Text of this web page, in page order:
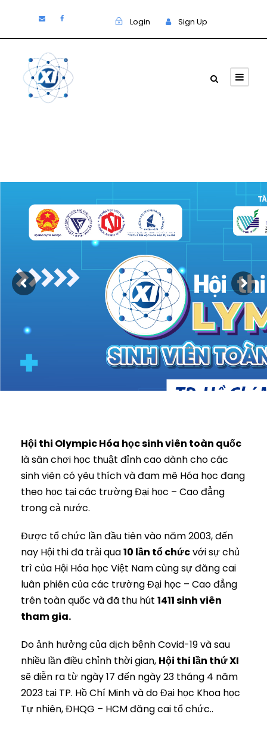
Login Sign Up
Hội thi Olympic Hóa học sinh viên toàn quốc
là sân chơi học thuật đỉnh cao dành cho các
sinh viên có yêu thích và đam mê Hóa học đang
theo học tại các trường Đại học – Cao đẳng
trong cả nước.
Được tổ chức lần đầu tiên vào năm 2003, đến
nay Hội thi đã trải qua10 lần tổ chứcvới sự chủ
trì của Hội Hóa học Việt Nam cùng sự đăng cai
luân phiên của các trường Đại học – Cao đẳng
trên toàn quốc và đã thu hút 1411 sinh viên
tham gia.
Do ảnh hưởng của dịch bệnh Covid-19 và sau
nhiều lần điều chỉnh thời gian, Hội thi lần thứ XI
sẽ diễn ra từ ngày 17 đến ngày 23 tháng 4 năm
2023 tại TP. Hồ Chí Minh và do Đại học Khoa học
Tự nhiên, ĐHQG – HCM đăng cai tổ chức..